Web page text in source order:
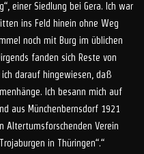
einer Siedlung bei Gera. Ich war
ins Feld hinein ohne Weg
noch mit Burg im üblichen
fanden sich Reste von
ich darauf hingewiesen, daß
Ich besann mich auf
aus Münchenbernsdorf 1921
Altertumsforschenden Verein
in Thüringen“.“